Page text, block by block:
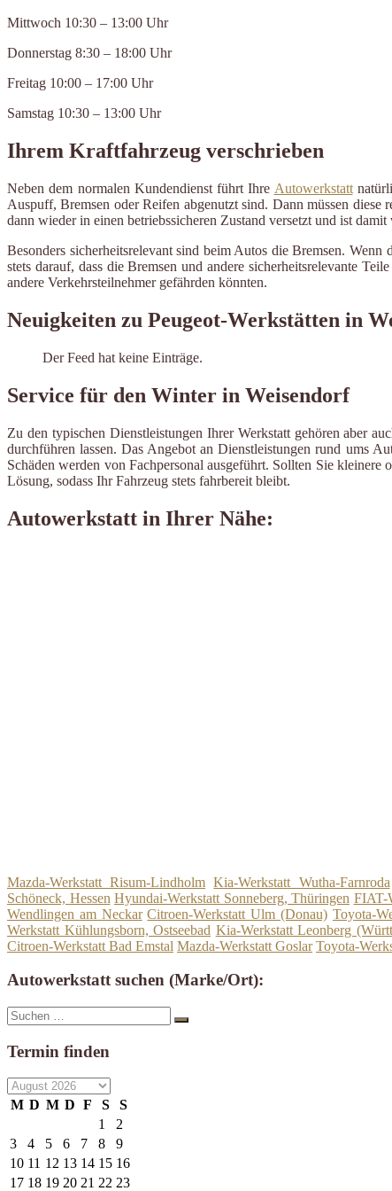
Mittwoch 10:30 – 13:00 Uhr
Donnerstag 8:30 – 18:00 Uhr
Freitag 10:00 – 17:00 Uhr
Samstag 10:30 – 13:00 Uhr
Ihrem Kraftfahrzeug verschrieben
Neben dem normalen Kundendienst führt Ihre Autowerkstatt
Auspuff, Bremsen oder Reifen abgenutzt sind. Dann müssen
dann wieder in einen betriebssicheren Zustand versetzt und ist
Besonders sicherheitsrelevant sind beim Autos die Bremsen.
stets darauf, dass die Bremsen und andere sicherheitsrelevante
andere Verkehrsteilnehmer gefährden könnten.
Neuigkeiten zu Peugeot-Werkstätten in
Der Feed hat keine Einträge.
Service für den Winter in Weisendorf
Zu den typischen Dienstleistungen Ihrer Werkstatt gehören aber
durchführen lassen. Das Angebot an Dienstleistungen rund ums
Schäden werden von Fachpersonal ausgeführt. Sollten Sie
Lösung, sodass Ihr Fahrzeug stets fahrbereit bleibt.
Autowerkstatt in Ihrer Nähe:
Mazda-Werkstatt Risum-Lindholm Kia-Werkstatt Wutha-Farnroda
Schöneck, Hessen Hyundai-Werkstatt Sonneberg, Thüringen FIAT-
Wendlingen am Neckar Citroen-Werkstatt Ulm (Donau) Toyota-
Werkstatt Kühlungsborn, Ostseebad Kia-Werkstatt Leonberg
Citroen-Werkstatt Bad Emstal Mazda-Werkstatt Goslar Toyota-
Autowerkstatt suchen (Marke/Ort):
Suche
nach:
Suchen
Termin finden
M D M D F S
S
1
2
3
4 5 6 7 8
9
10 11 12 13 14 15 16
17 18 19 20 21 22 23